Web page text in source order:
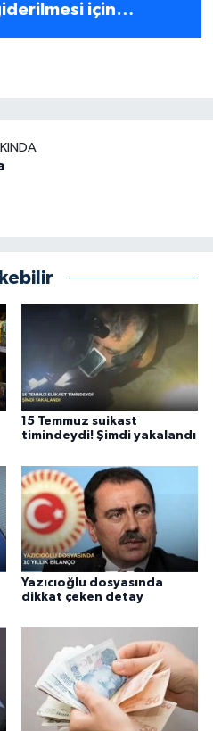
için
15 Temmuz suikast
timindeydi! Şimdi yakalandı
Yazıcıoğlu dosyasında
dikkat çeken detay